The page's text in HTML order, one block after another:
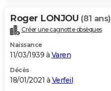
Roger LONJOU (81 ans)
Créer une cagnotte obsèques
Naissance
11/03/1939 à Varen
Décès
18/01/2021 à Verfeil